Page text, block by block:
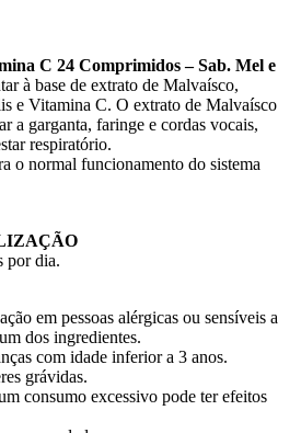
C 24 Comprimidos – Sab. Mel e
à base de extrato de Malvaísco,
e Vitamina C. O extrato de Malvaísco
a garganta, faringe e cordas vocais,
respiratório.
o normal funcionamento do sistema
por dia.
em pessoas alérgicas ou sensíveis a
dos ingredientes.
com idade inferior a 3 anos.
grávidas.
consumo excessivo pode ter efeitos